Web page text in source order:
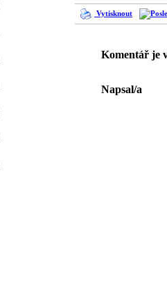
Vytisknout
Komentář je
Napsal/a